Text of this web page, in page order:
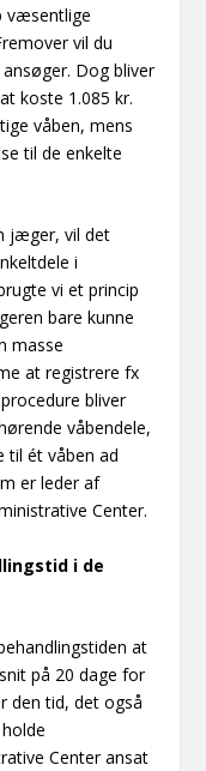
væsentlige
vil du
Dog bliver
koste 1.085 kr.
våben, mens
til de enkelte
jæger, vil det
i
vi et princip
bare kunne
masse
at registrere fx
bliver
våbendele,
til ét våben ad
er leder af
Center.
i de
at
på 20 dage for
den tid, det også
Center ansat